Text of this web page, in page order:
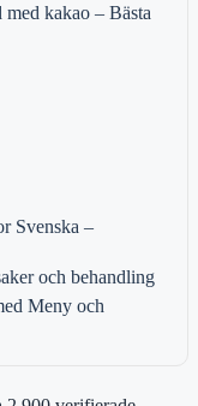
kakao – Bästa
Svenska –
och behandling
Meny och